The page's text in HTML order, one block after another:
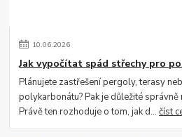
10.06.2026
Jak vypočítat spád střechy pro
Plánujete zastřešení pergoly, terasy
polykarbonátu? Pak je důležité
Právě ten rozhoduje o tom, jak d...číst